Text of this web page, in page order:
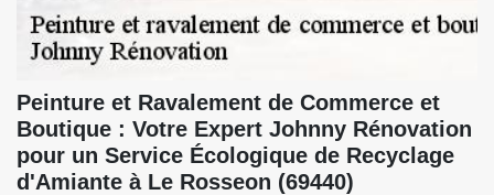
Peinture et Ravalement de Commerce et
Boutique : Votre Expert Johnny Rénovation
pour un Service Écologique de Recyclage
d'Amiante à Le Rosseon (69440)